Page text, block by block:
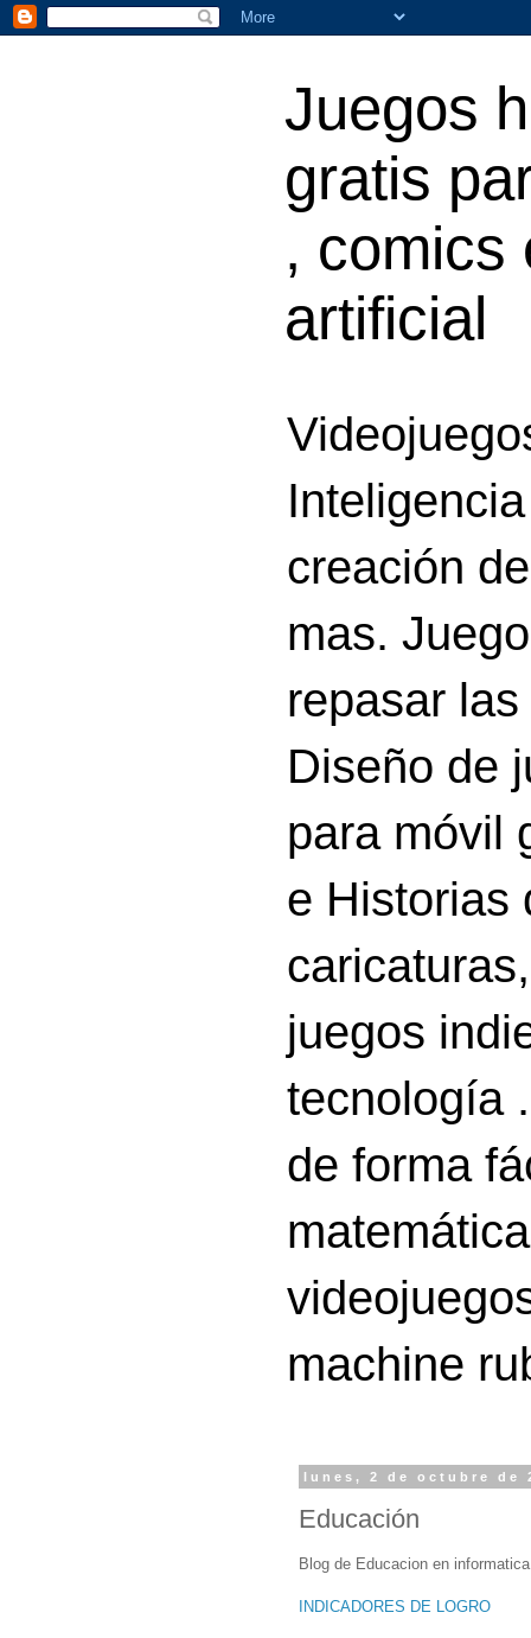
Juegos
gratis
, comics
artificial
creación
mas.
repasar
Diseño de
para móvil
e Historias
juegos
tecnología
de forma
machine
lunes, 2 de octubre de
Educación
Blog de Educacion en
INDICADORES DE LOGRO